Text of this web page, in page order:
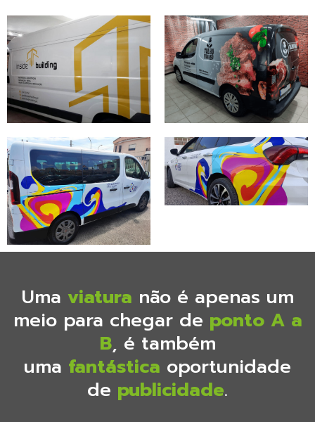
Uma viatura não é apenas um
meio para chegar de ponto A a
B, é também
uma fantástica oportunidade
de publicidade.